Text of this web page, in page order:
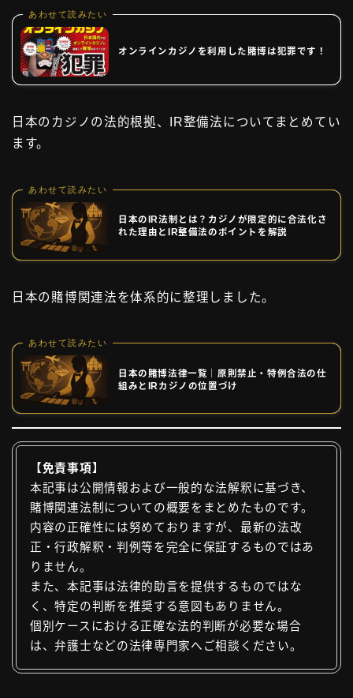
あわせて読みたい
オンラインカジノを利用した賭博は犯罪です！
日本のカジノの法的根拠、IR整備法についてまとめてい
ます。
あわせて読みたい
日本のIR法制とは？カジノが限定的に合法化さ
れた理由とIR整備法のポイントを解説
日本の賭博関連法を体系的に整理しました。
あわせて読みたい
日本の賭博法律一覧｜原則禁止・特例合法の仕
組みとIRカジノの位置づけ
【免責事項】
本記事は公開情報および一般的な法解釈に基づき、
賭博関連法制についての概要をまとめたものです。
内容の正確性には努めておりますが、最新の法改
正・行政解釈・判例等を完全に保証するものではあ
りません。
また、本記事は法律的助言を提供するものではな
く、特定の判断を推奨する意図もありません。
個別ケースにおける正確な法的判断が必要な場合
は、弁護士などの法律専門家へご相談ください。